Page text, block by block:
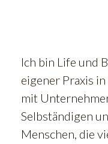
Ich bin Life und
eigener Praxis
mit
Selbständigen
Menschen, die